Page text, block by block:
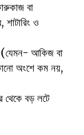
বা
ও
(যেমন- আকিজ বা
অংশে কম নয়,
থেকে বড় লটে